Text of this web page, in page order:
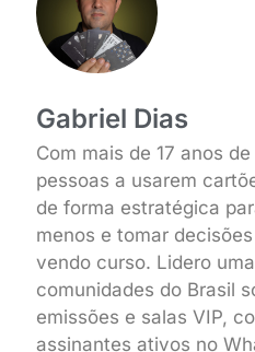
Gabriel Dias
Com mais de 17 anos
pessoas a usarem
de forma estratégica
menos e tomar
vendo curso. Lidero
comunidades do Brasil
emissões e salas VIP,
assinantes ativos no